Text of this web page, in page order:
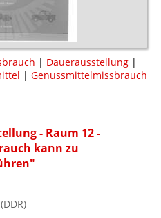
| Dauerausstellung |
| Genussmittelmissbrauch
- Raum 12 -
kann zu